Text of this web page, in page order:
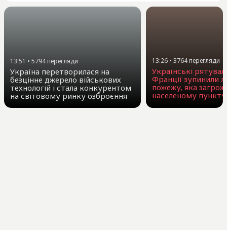
13:51 • 5794 перегляди
Україна перетворилася на
безцінне джерело військових
технологій і стала конкурентом
на світовому ринку озброєння
13:26 • 3764перегляди
Українські
Франції зупинили
пожежу, яка
населеному пункту